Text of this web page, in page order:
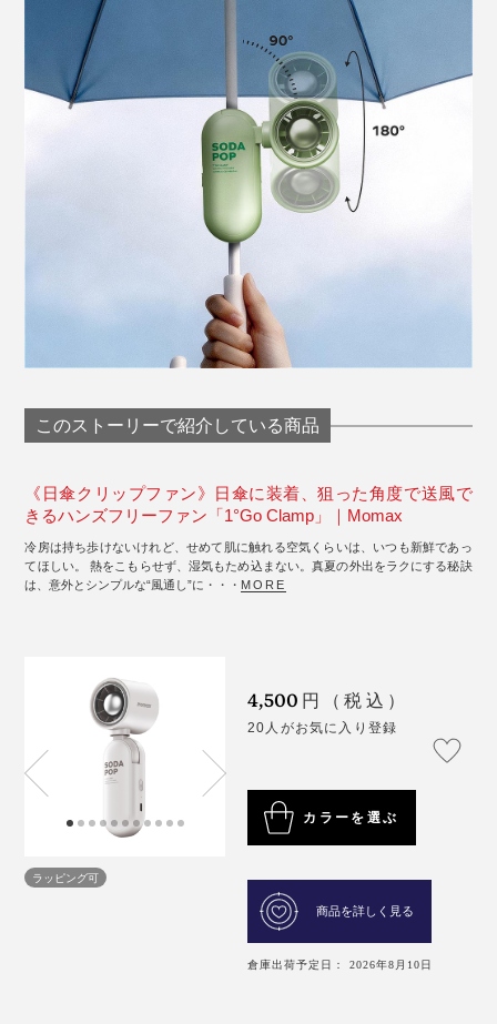
このストーリーで紹介している商品
《日傘クリップファン》日傘に装着、狙った角度で送風で
きるハンズフリーファン「1°Go Clamp」｜Momax
冷房は持ち歩けないけれど、せめて肌に触れる空気くらいは、いつも新鮮であっ
てほしい。 熱をこもらせず、湿気もため込まない。真夏の外出をラクにする秘訣
は、意外とシンプルな“風通し”に・・・ MORE
ラッピング可
4,500 円（税込）
20人がお気に入り登録
カラーを選ぶ
商品を詳しく見る
倉庫出荷予定日： 2026年8月10日